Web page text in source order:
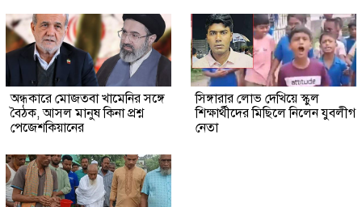
অন্ধকারে মোজতবা খামেনির সঙ্গে
বৈঠক, আসল মানুষ কিনা প্রশ্ন
পেজেশকিয়ানের
সিঙ্গারার লোভ দেখিয়ে স্কুল
শিক্ষার্থীদের মিছিলে নিলেন যুবলীগ
নেতা